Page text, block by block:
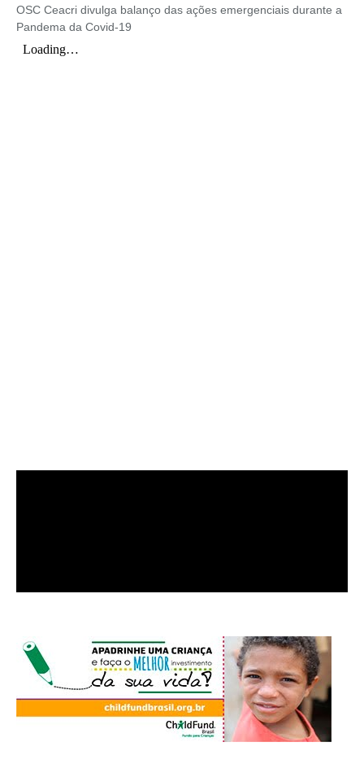
OSC Ceacri divulga balanço das ações emergenciais durante a
Pandema da Covid-19